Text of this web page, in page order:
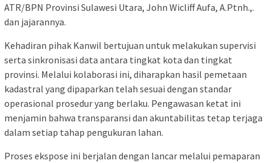
ATR/BPN Provinsi Sulawesi Utara, John Wicliff Aufa, A.Ptnh.,.
dan jajarannya.
Kehadiran pihak Kanwil bertujuan untuk melakukan supervisi
serta sinkronisasi data antara tingkat kota dan tingkat
provinsi. Melalui kolaborasi ini, diharapkan hasil pemetaan
kadastral yang dipaparkan telah sesuai dengan standar
operasional prosedur yang berlaku. Pengawasan ketat ini
menjamin bahwa transparansi dan akuntabilitas tetap terjaga
dalam setiap tahap pengukuran lahan.
Proses ekspose ini berjalan dengan lancar melalui pemaparan